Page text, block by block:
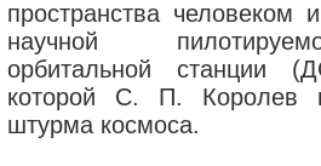
пространства человеком
научной
орбитальной станции
которой С. П. Королев
штурма космоса.